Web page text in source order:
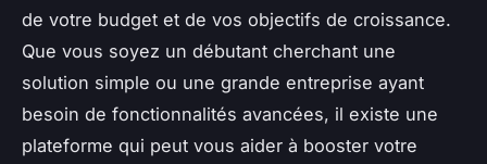
de votre budget et de vos objectifs de croissance.
Que vous soyez un débutant cherchant une
solution simple ou une grande entreprise ayant
besoin de fonctionnalités avancées, il existe une
plateforme qui peut vous aider à booster votre